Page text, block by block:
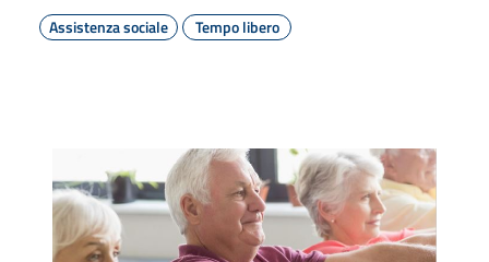
Assistenza sociale
Tempo libero